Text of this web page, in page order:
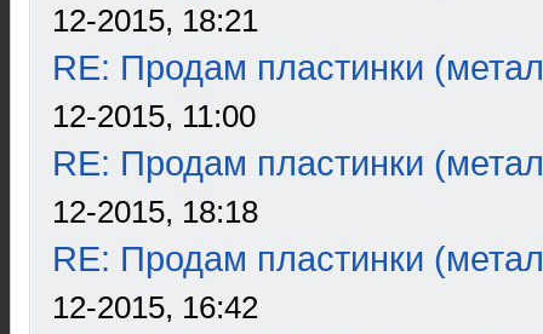
12-2015, 18:21
RE: Продам пластинки
12-2015, 11:00
RE: Продам пластинки
12-2015, 18:18
RE: Продам пластинки
12-2015, 16:42